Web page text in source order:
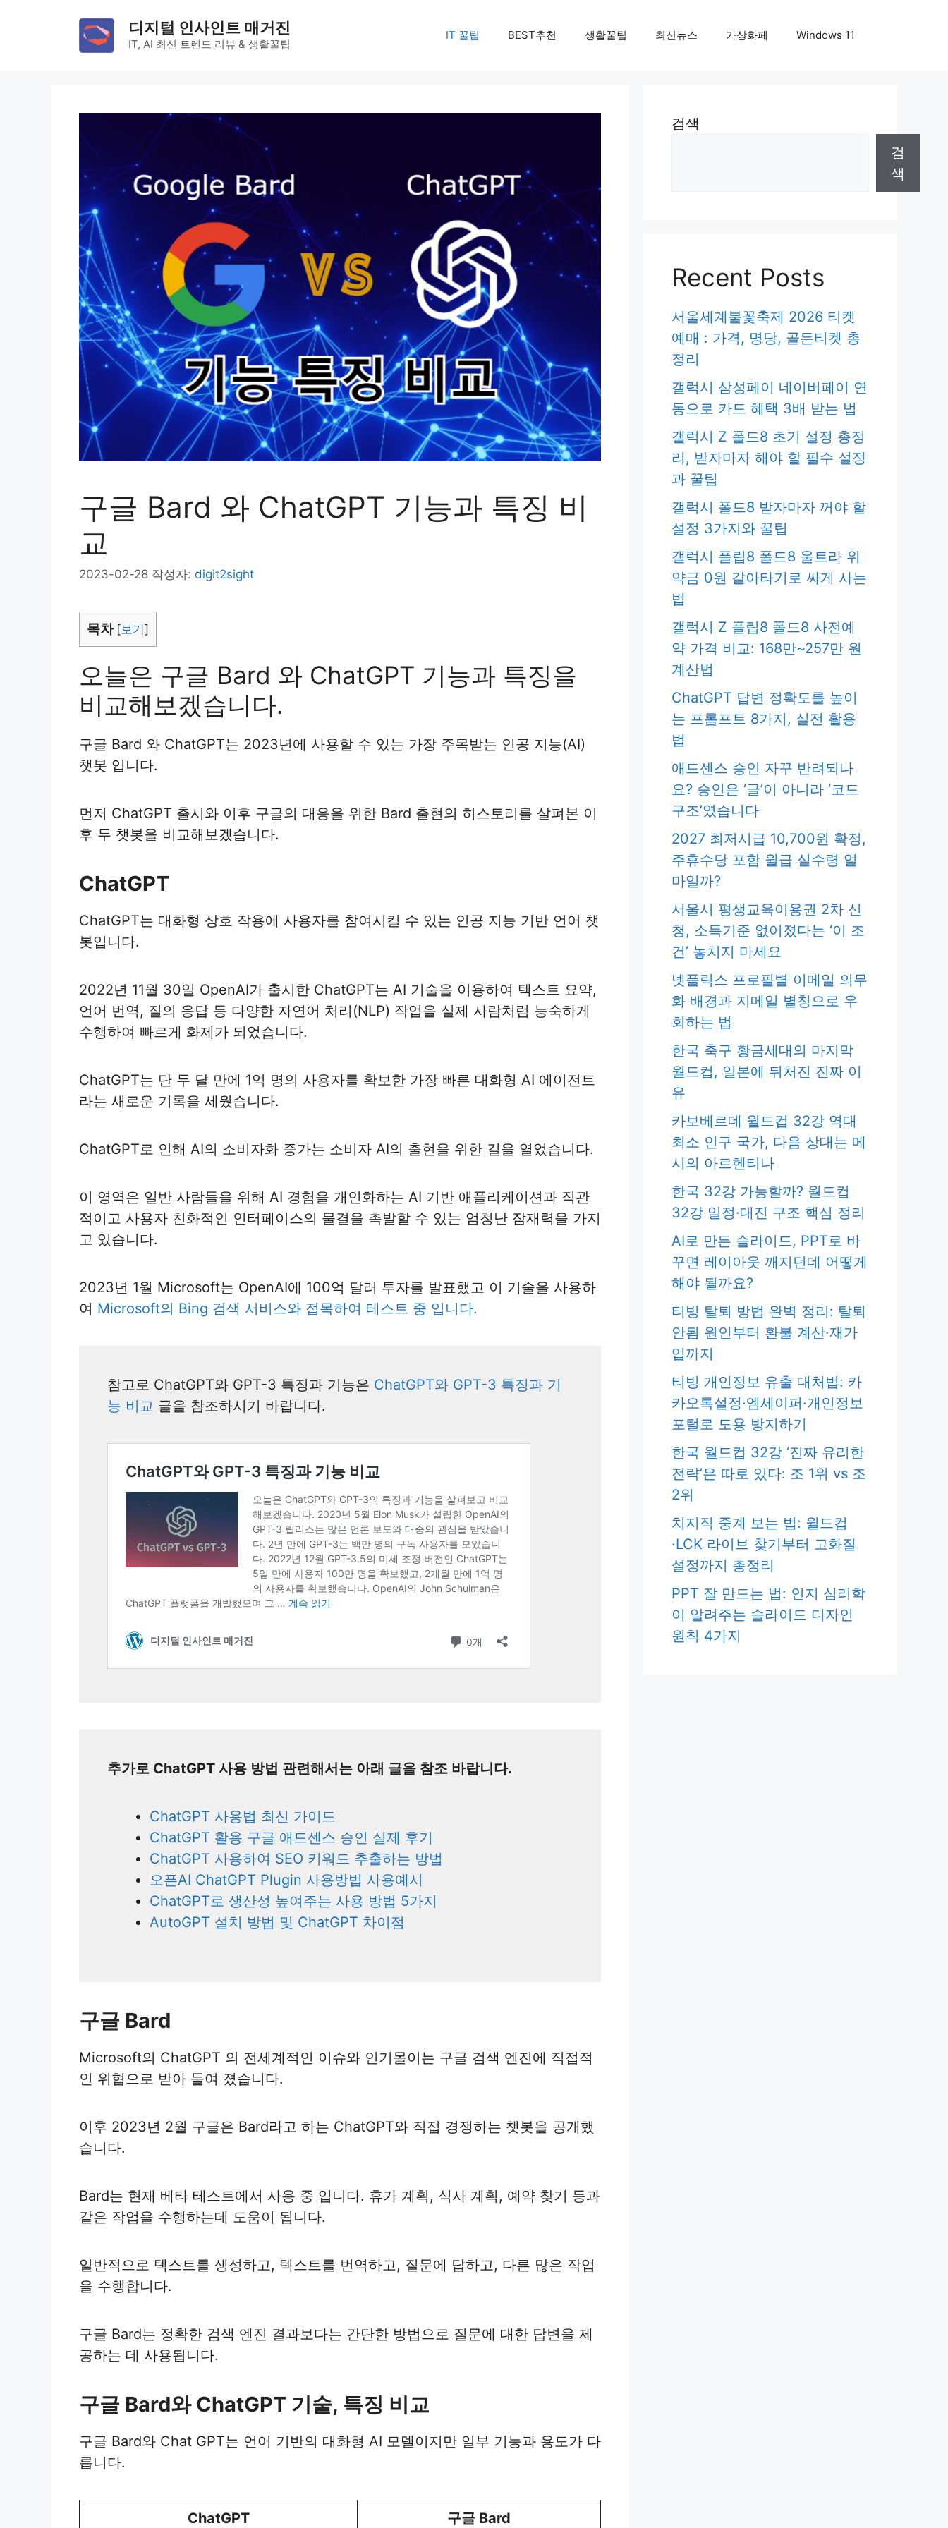
디지털 인사인트 매거진
IT, AI 최신 트렌드 리뷰 & 생활꿀팁
IT 꿀팁 BEST추천 생활꿀팁 최신뉴스 가상화페 Windows 11
구글 Bard 와 ChatGPT 기능과 특징 비
교
2023-02-28 작성자: digit2sight
목차 [보기]
오늘은 구글 Bard 와 ChatGPT 기능과 특징을
비교해보겠습니다.
구글 Bard 와 ChatGPT는 2023년에 사용할 수 있는 가장 주목받는 인공 지능(AI)
챗봇 입니다.
먼저 ChatGPT 출시와 이후 구글의 대응을 위한 Bard 출현의 히스토리를 살펴본 이
후 두 챗봇을 비교해보겠습니다.
ChatGPT
ChatGPT는 대화형 상호 작용에 사용자를 참여시킬 수 있는 인공 지능 기반 언어 챗
봇입니다.
2022년 11월 30일 OpenAI가 출시한 ChatGPT는 AI 기술을 이용하여 텍스트 요약,
언어 번역, 질의 응답 등 다양한 자연어 처리(NLP) 작업을 실제 사람처럼 능숙하게
수행하여 빠르게 화제가 되었습니다.
ChatGPT는 단 두 달 만에 1억 명의 사용자를 확보한 가장 빠른 대화형 AI 에이전트
라는 새로운 기록을 세웠습니다.
ChatGPT로 인해 AI의 소비자화 증가는 소비자 AI의 출현을 위한 길을 열었습니다.
이 영역은 일반 사람들을 위해 AI 경험을 개인화하는 AI 기반 애플리케이션과 직관
적이고 사용자 친화적인 인터페이스의 물결을 촉발할 수 있는 엄청난 잠재력을 가지
고 있습니다.
2023년 1월 Microsoft는 OpenAI에 100억 달러 투자를 발표했고 이 기술을 사용하
여 Microsoft의 Bing 검색 서비스와 접목하여 테스트 중 입니다.
참고로 ChatGPT와 GPT-3 특징과 기능은 ChatGPT와 GPT-3 특징과 기
능 비교 글을 참조하시기 바랍니다.
추가로 ChatGPT 사용 방법 관련해서는 아래 글을 참조 바랍니다.
ChatGPT 사용법 최신 가이드
ChatGPT 활용 구글 애드센스 승인 실제 후기
ChatGPT 사용하여 SEO 키워드 추출하는 방법
오픈AI ChatGPT Plugin 사용방법 사용예시
ChatGPT로 생산성 높여주는 사용 방법 5가지
AutoGPT 설치 방법 및 ChatGPT 차이점
구글 Bard
Microsoft의 ChatGPT 의 전세계적인 이슈와 인기몰이는 구글 검색 엔진에 직접적
인 위협으로 받아 들여 졌습니다.
이후 2023년 2월 구글은 Bard라고 하는 ChatGPT와 직접 경쟁하는 챗봇을 공개했
습니다.
Bard는 현재 베타 테스트에서 사용 중 입니다. 휴가 계획, 식사 계획, 예약 찾기 등과
같은 작업을 수행하는데 도움이 됩니다.
일반적으로 텍스트를 생성하고, 텍스트를 번역하고, 질문에 답하고, 다른 많은 작업
을 수행합니다.
구글 Bard는 정확한 검색 엔진 결과보다는 간단한 방법으로 질문에 대한 답변을 제
공하는 데 사용됩니다.
구글 Bard와 ChatGPT 기술, 특징 비교
구글 Bard와 Chat GPT는 언어 기반의 대화형 AI 모델이지만 일부 기능과 용도가 다
릅니다.
ChatGPT 구글 Bard
검색
검
색
Recent Posts
서울세계불꽃축제 2026 티켓
예매 : 가격, 명당, 골든티켓 총
정리
갤럭시 삼성페이 네이버페이 연
동으로 카드 혜택 3배 받는 법
갤럭시 Z 폴드8 초기 설정 총정
리, 받자마자 해야 할 필수 설정
과 꿀팁
갤럭시 폴드8 받자마자 꺼야 할
설정 3가지와 꿀팁
갤럭시 플립8 폴드8 울트라 위
약금 0원 갈아타기로 싸게 사는
법
갤럭시 Z 플립8 폴드8 사전예
약 가격 비교: 168만~257만 원
계산법
ChatGPT 답변 정확도를 높이
는 프롬프트 8가지, 실전 활용
법
애드센스 승인 자꾸 반려되나
요? 승인은 ‘글’이 아니라 ‘코드
구조’였습니다
2027 최저시급 10,700원 확정,
주휴수당 포함 월급 실수령 얼
마일까?
서울시 평생교육이용권 2차 신
청, 소득기준 없어졌다는 ‘이 조
건’ 놓치지 마세요
넷플릭스 프로필별 이메일 의무
화 배경과 지메일 별칭으로 우
회하는 법
한국 축구 황금세대의 마지막
월드컵, 일본에 뒤처진 진짜 이
유
카보베르데 월드컵 32강 역대
최소 인구 국가, 다음 상대는 메
시의 아르헨티나
한국 32강 가능할까? 월드컵
32강 일정·대진 구조 핵심 정리
AI로 만든 슬라이드, PPT로 바
꾸면 레이아웃 깨지던데 어떻게
해야 될까요?
티빙 탈퇴 방법 완벽 정리: 탈퇴
안됨 원인부터 환불 계산·재가
입까지
티빙 개인정보 유출 대처법: 카
카오톡설정·엠세이퍼·개인정보
포털로 도용 방지하기
한국 월드컵 32강 ‘진짜 유리한
전략’은 따로 있다: 조 1위 vs 조
2위
치지직 중계 보는 법: 월드컵
·LCK 라이브 찾기부터 고화질
설정까지 총정리
PPT 잘 만드는 법: 인지 심리학
이 알려주는 슬라이드 디자인
원칙 4가지